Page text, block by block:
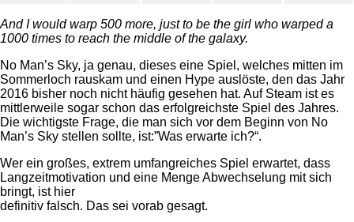
And I would warp 500 more, just to be the girl who warped a
1000 times to reach the middle of the galaxy.
No Man’s Sky, ja genau, dieses eine Spiel, welches mitten im
Sommerloch rauskam und einen Hype auslöste, den das Jahr
2016 bisher noch nicht häufig gesehen hat. Auf Steam ist es
mittlerweile sogar schon das erfolgreichste Spiel des Jahres.
Die wichtigste Frage, die man sich vor dem Beginn von No
Man’s Sky stellen sollte, ist:”Was erwarte ich?“.
Wer ein großes, extrem umfangreiches Spiel erwartet, dass
Langzeitmotivation und eine Menge Abwechselung mit sich
bringt, ist hier
definitiv falsch. Das sei vorab gesagt.